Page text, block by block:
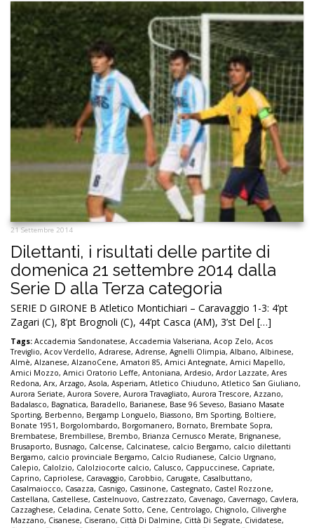
21 Settembre 2014
Dilettanti, i risultati delle partite di
domenica 21 settembre 2014 dalla
Serie D alla Terza categoria
SERIE D GIRONE B Atletico Montichiari – Caravaggio 1-3: 4’pt
Zagari (C), 8’pt Brognoli (C), 44’pt Casca (AM), 3’st Del […]
Tags: Accademia Sandonatese, Accademia Valseriana, Acop Zelo, Acos
Treviglio, Acov Verdello, Adrarese, Adrense, Agnelli Olimpia, Albano, Albinese,
Almè, Alzanese, AlzanoCene, Amatori 85, Amici Antegnate, Amici Mapello,
Amici Mozzo, Amici Oratorio Leffe, Antoniana, Ardesio, Ardor Lazzate, Ares
Redona, Arx, Arzago, Asola, Asperiam, Atletico Chiuduno, Atletico San Giuliano,
Aurora Seriate, Aurora Sovere, Aurora Travagliato, Aurora Trescore, Azzano,
Badalasco, Bagnatica, Baradello, Barianese, Base 96 Seveso, Basiano Masate
Sporting, Berbenno, Bergamp Longuelo, Biassono, Bm Sporting, Boltiere,
Bonate 1951, Borgolombardo, Borgomanero, Bornato, Brembate Sopra,
Brembatese, Brembillese, Brembo, Brianza Cernusco Merate, Brignanese,
Brusaporto, Busnago, Calcense, Calcinatese, calcio Bergamo, calcio dilettanti
Bergamo, calcio provinciale Bergamo, Calcio Rudianese, Calcio Urgnano,
Calepio, Calolzio, Calolziocorte calcio, Calusco, Cappuccinese, Capriate,
Caprino, Capriolese, Caravaggio, Carobbio, Carugate, Casalbuttano,
Casalmaiocco, Casazza, Casnigo, Cassinone, Castegnato, Castel Rozzone,
Castellana, Castellese, Castelnuovo, Castrezzato, Cavenago, Cavernago, Cavlera,
Cazzaghese, Celadina, Cenate Sotto, Cene, Centrolago, Chignolo, Ciliverghe
Mazzano, Cisanese, Ciserano, Città Di Dalmine, Città Di Segrate, Cividatese,